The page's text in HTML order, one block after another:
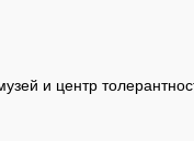
и центр